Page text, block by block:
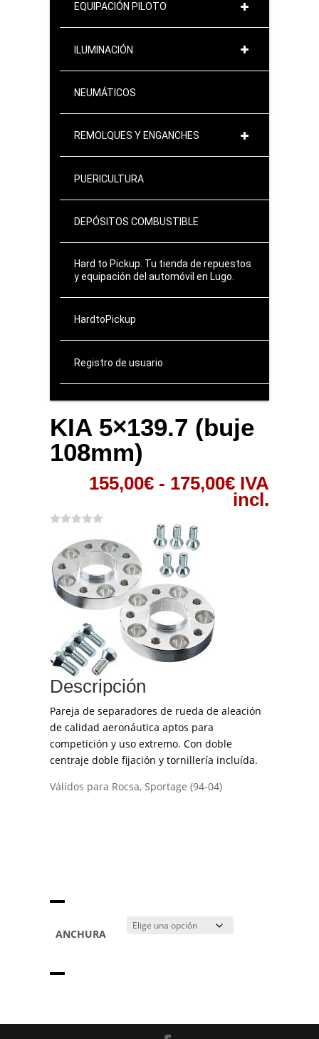
EQUIPACIÓN PILOTO
ILUMINACIÓN
NEUMÁTICOS
REMOLQUES Y ENGANCHES
PUERICULTURA
DEPÓSITOS COMBUSTIBLE
Hard to Pickup. Tu tienda de repuestos
y equipación del automóvil en Lugo.
HardtoPickup
Registro de usuario
KIA 5×139.7 (buje
108mm)
155,00€ - 175,00€Rango
de
IVA
incl.
Descripción
Pareja de separadores de rueda de aleación
de calidad aeronáutica aptos para
competición y uso extremo. Con doble
centraje doble fijación y tornillería incluída.
Válidos para Rocsa, Sportage (94-04)
ANCHURA